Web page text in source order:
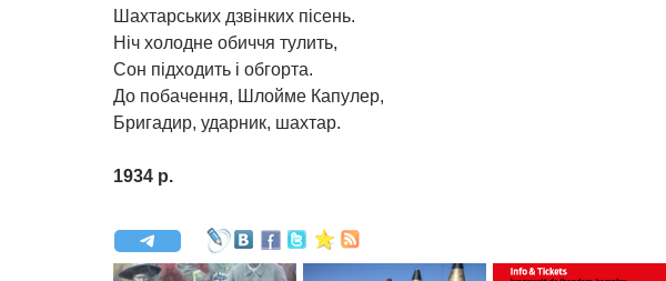
Шахтарських дзвінких пісень.
Ніч холодне обиччя тулить,
Сон підходить і обгорта.
До побачення, Шлойме Капулер,
Бригадир, ударник, шахтар.
1934 р.